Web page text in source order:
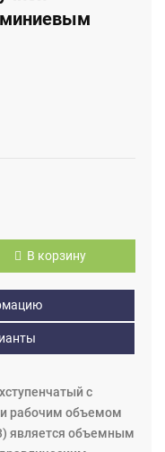
В корзину
с
рабочим объемом
является объемным